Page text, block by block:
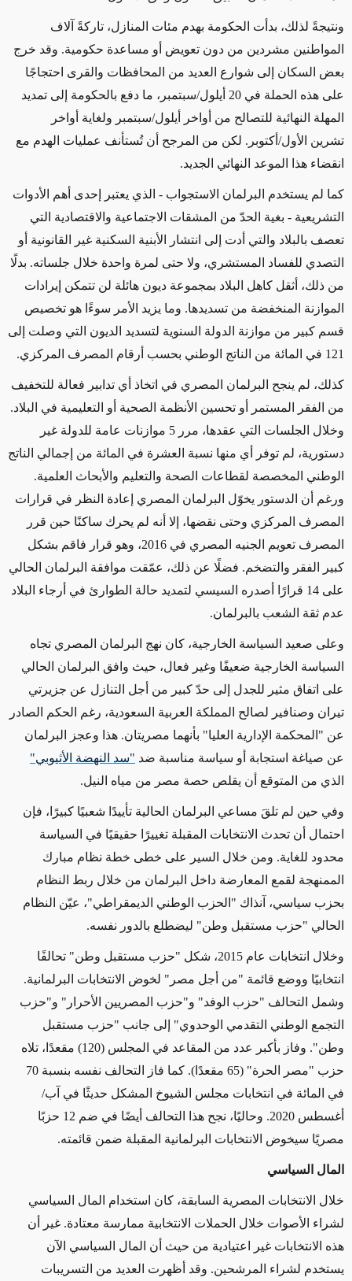
ونتيجةً لذلك، بدأت الحكومة بهدم مئات المنازل، تاركةً آلاف
المواطنين مشردين من دون تعويض أو مساعدة حكومية. وقد خرج
بعض السكان إلى شوارع العديد من المحافظات والقرى احتجاجًا
على هذه الحملة في 20 أيلول/سبتمبر، ما دفع بالحكومة إلى تمديد
المهلة النهائية للتصالح من أواخر أيلول/سبتمبر ولغاية أواخر
تشرين الأول/أكتوبر. لكن من المرجح أن تُستأنف عمليات الهدم مع
انقضاء هذا الموعد النهائي الجديد.
كما لم يستخدم البرلمان الاستجواب - الذي يعتبر إحدى أهم الأدوات
التشريعية - بغية الحدّ من المشقات الاجتماعية والاقتصادية التي
تعصف بالبلاد والتي أدت إلى انتشار الأبنية السكنية غير القانونية أو
التصدي للفساد المستشري، ولا حتى لمرة واحدة خلال جلساته. بدلًا
من ذلك، أثقل كاهل البلاد بمجموعة ديون هائلة لن تتمكن إيرادات
الموازنة المنخفضة من تسديدها. وما يزيد الأمر سوءًا هو تخصيص
قسم كبير من موازنة الدولة السنوية لتسديد الديون التي وصلت إلى
121 في المائة من الناتج الوطني بحسب أرقام المصرف المركزي.
كذلك، لم ينجح البرلمان المصري في اتخاذ أي تدابير فعالة للتخفيف
من الفقر المستمر أو تحسين الأنظمة الصحية أو التعليمية في البلاد.
وخلال الجلسات التي عقدها، مرر 5 موازنات عامة للدولة غير
دستورية، لم توفر أي منها نسبة العشرة في المائة من إجمالي الناتج
الوطني المخصصة لقطاعات الصحة والتعليم والأبحاث العلمية.
ورغم أن الدستور يخوّل البرلمان المصري إعادة النظر في قرارات
المصرف المركزي وحتى نقضها، إلا أنه لم يحرك ساكنًا حين قرر
المصرف تعويم الجنيه المصري في 2016، وهو قرار فاقم بشكل
كبير الفقر والتضخم. فضلًا عن ذلك، عمّقت موافقة البرلمان الحالي
على 14 قرارًا أصدره السيسي لتمديد حالة الطوارئ في أرجاء البلاد
عدم ثقة الشعب بالبرلمان.
وعلى صعيد السياسة الخارجية، كان نهج البرلمان المصري تجاه
السياسة الخارجية ضعيفًا وغير فعال، حيث وافق البرلمان الحالي
على اتفاق مثير للجدل إلى حدّ كبير من أجل التنازل عن جزيرتي
تيران وصنافير لصالح المملكة العربية السعودية، رغم الحكم الصادر
عن "المحكمة الإدارية العليا" بأنهما مصريتان. هذا وعجز البرلمان
عن صياغة استجابة أو سياسة مناسبة ضد "سد النهضة الأثيوبي"
الذي من المتوقع أن يقلص حصة مصر من مياه النيل.
وفي حين لم تلقَ مساعي البرلمان الحالية تأييدًا شعبيًا كبيرًا، فإن
احتمال أن تحدث الانتخابات المقبلة تغييرًا حقيقيًا في السياسة
محدود للغاية. ومن خلال السير على خطى خطة نظام مبارك
الممنهجة لقمع المعارضة داخل البرلمان من خلال ربط النظام
بحزب سياسي، آنذاك "الحزب الوطني الديمقراطي‎"، عيّن النظام
الحالي "حزب مستقبل وطن" ليضطلع بالدور نفسه.
وخلال انتخابات عام 2015، شكل "حزب مستقبل وطن" تحالفًا
انتخابيًا ووضع قائمة "من أجل مصر" لخوض الانتخابات البرلمانية.
وشمل التحالف "حزب الوفد" و"حزب المصريين الأحرار" و"حزب
التجمع الوطني التقدمي الوحدوي" إلى جانب "حزب مستقبل
وطن". وفاز بأكبر عدد من المقاعد في المجلس (120) مقعدًا، تلاه
حزب "مصر الحرة" (65 مقعدًا). كما فاز التحالف نفسه بنسبة 70
في المائة في انتخابات مجلس الشيوخ المشكل حديثًا في آب/
أغسطس 2020. وحاليًا، نجح هذا التحالف أيضًا في ضم 12 حزبًا
مصريًا سيخوض الانتخابات البرلمانية المقبلة ضمن قائمته.
المال السياسي
خلال الانتخابات المصرية السابقة، كان استخدام المال السياسي
لشراء الأصوات خلال الحملات الانتخابية ممارسة معتادة. غير أن
هذه الانتخابات غير اعتيادية من حيث أن المال السياسي الآن
يستخدم لشراء المرشحين. وقد أظهرت العديد من التسريبات